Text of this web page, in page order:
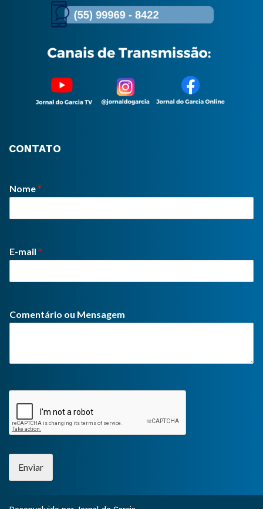
CONTATO
Nome*
E-mail *
Comentário ou Mensagem
Enviar